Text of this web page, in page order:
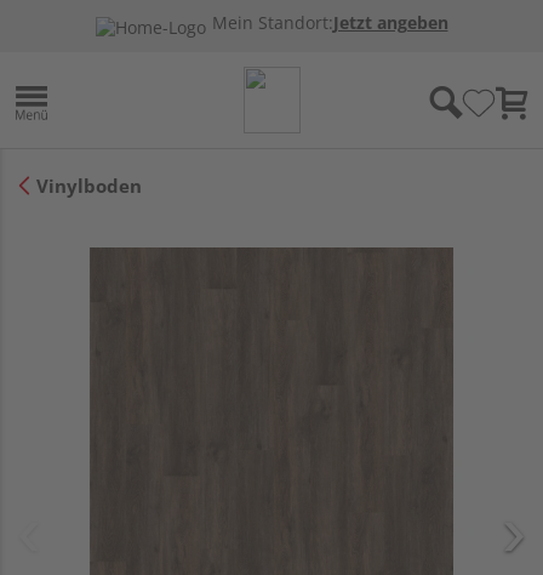
Mein Standort:Jetzt angeben
Vinylboden